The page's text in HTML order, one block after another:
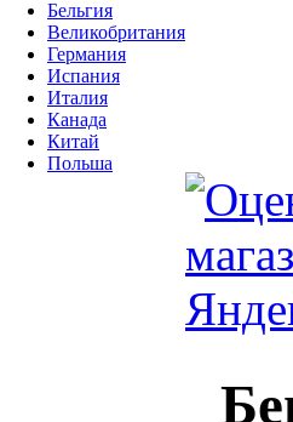
Бельгия
Великобритания
Германия
Испания
Италия
Канада
Китай
Польша